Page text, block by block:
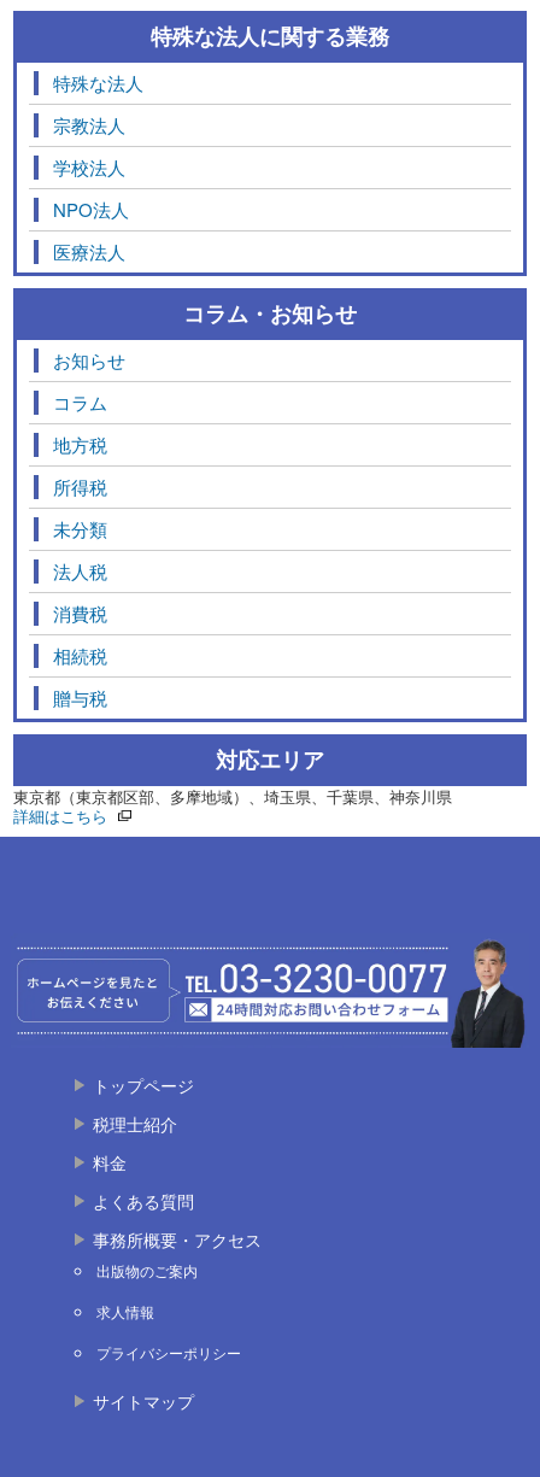
特殊な法人に関する業務
特殊な法人
宗教法人
学校法人
NPO法人
医療法人
コラム・お知らせ
お知らせ
コラム
地方税
所得税
未分類
法人税
消費税
相続税
贈与税
対応エリア
東京都（東京都区部、多摩地域）、埼玉県、千葉県、神奈川県
詳細はこちら
トップページ
税理士紹介
料金
よくある質問
事務所概要・アクセス
出版物のご案内
求人情報
プライバシーポリシー
サイトマップ